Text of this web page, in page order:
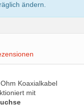
ändern.
Koaxialkabel
mit